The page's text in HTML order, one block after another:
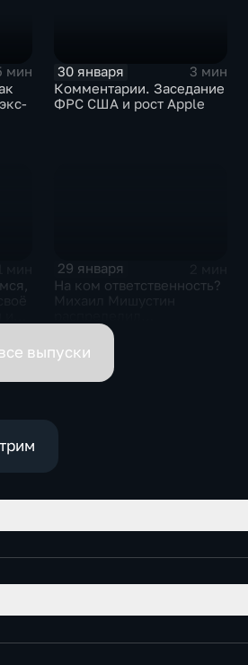
мин
30 января
3 мин
Комментарии. Заседание
ФРС США и рост Apple
29 января
На ком ответственность?
обязанности вице-
премьеров
выпуски